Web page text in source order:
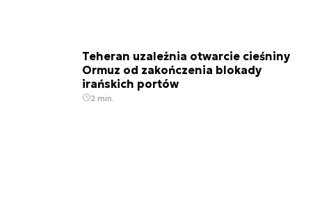
Teheran uzależnia otwarcie cieśniny
Ormuz od zakończenia blokady
irańskich portów
2 min.